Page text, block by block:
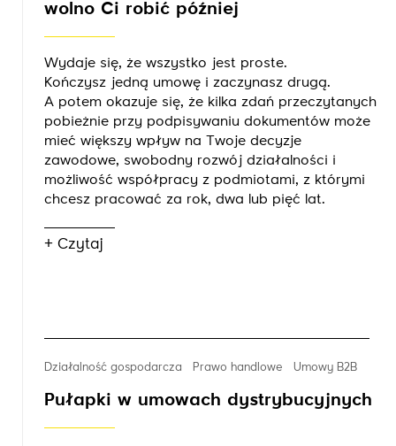
wolno Ci robić później
Wydaje się, że wszystko jest proste.
Kończysz jedną umowę i zaczynasz drugą.
A potem okazuje się, że kilka zdań przeczytanych
pobieżnie przy podpisywaniu dokumentów może
mieć większy wpływ na Twoje decyzje
zawodowe, swobodny rozwój działalności i
możliwość współpracy z podmiotami, z którymi
chcesz pracować za rok, dwa lub pięć lat.
+ Czytaj
Działalność gospodarcza Prawo handlowe Umowy B2B
Pułapki w umowach dystrybucyjnych